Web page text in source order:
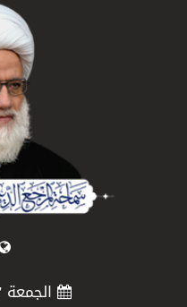
الجمعة ٢٣ صفر ١٤٤٨ هـ